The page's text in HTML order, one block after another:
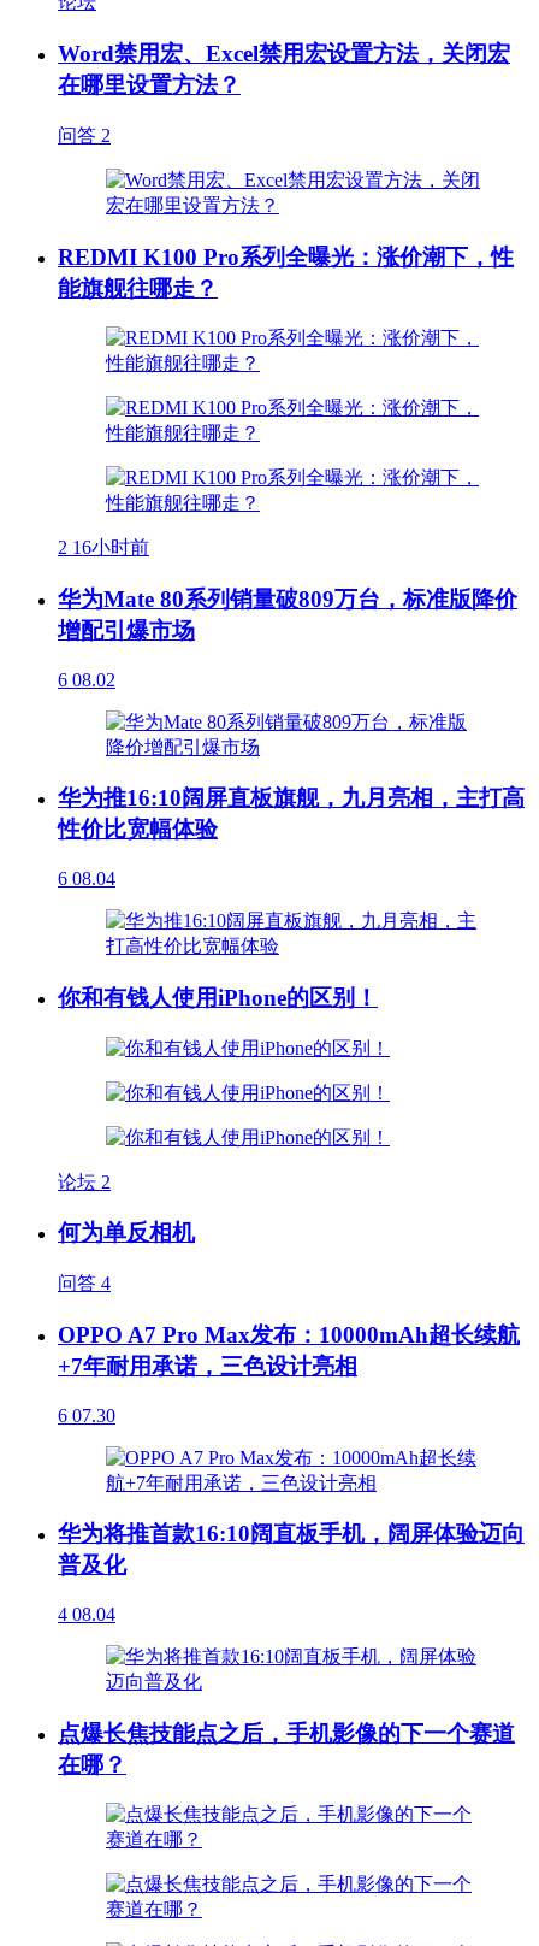
Word禁用宏、Excel禁用宏设置方法，关闭宏
在哪里设置方法？
问答 2
REDMI K100 Pro系列全曝光：涨价潮下，性
能旗舰往哪走？
2 16小时前
华为Mate 80系列销量破809万台，标准版降价
增配引爆市场
6 08.02
华为推16:10阔屏直板旗舰，九月亮相，主打高
性价比宽幅体验
6 08.04
你和有钱人使用iPhone的区别！
论坛 2
何为单反相机
问答 4
OPPO A7 Pro Max发布：10000mAh超长续航
+7年耐用承诺，三色设计亮相
6 07.30
华为将推首款16:10阔直板手机，阔屏体验迈向
普及化
4 08.04
点爆长焦技能点之后，手机影像的下一个赛道
在哪？